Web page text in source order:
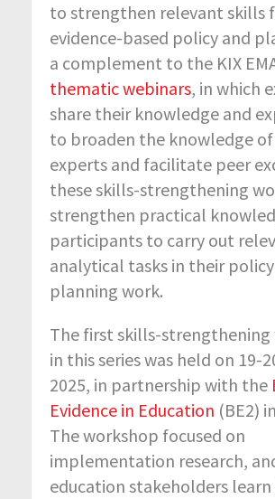
to strengthen relevant skills
evidence-based policy and
a complement to the KIX
thematic webinars, in which
share their knowledge and
to broaden the knowledge
experts and facilitate peer
these skills-strengthening
strengthen practical
participants to carry out
analytical tasks in their
planning work.
The first skills-strengthening
in this series was held on 19-
2025, in partnership with the
Evidence in Education (BE2)
The workshop focused on
implementation research,
education stakeholders